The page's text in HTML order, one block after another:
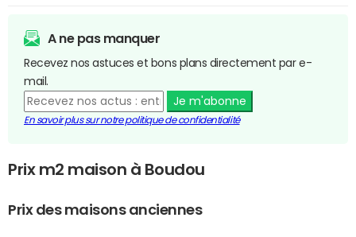
A ne pas manquer
Recevez nos astuces et bons plans directement par e-
mail.
Je m'abonne
En savoir plus sur notre politique de confidentialité
Prix m2 maison à Boudou
Prix des maisons anciennes